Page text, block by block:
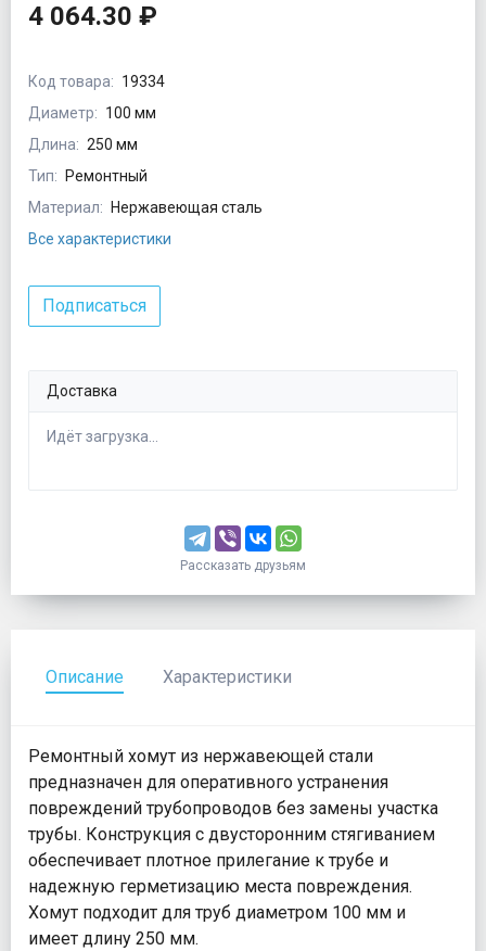
4 064.30 ₽
Код товара: 19334
Диаметр: 100 мм
Длина: 250 мм
Тип:
Ремонтный
Материал:
Нержавеющая сталь
Все характеристики
Подписаться
Доставка
Идёт загрузка...
Рассказать друзьям
Описание Характеристики
Ремонтный хомут из нержавеющей стали
предназначен для оперативного устранения
повреждений трубопроводов без замены участка
трубы. Конструкция с двусторонним стягиванием
обеспечивает плотное прилегание к трубе и
надежную герметизацию места повреждения.
Хомут подходит для труб диаметром 100 мм и
имеет длину 250 мм.